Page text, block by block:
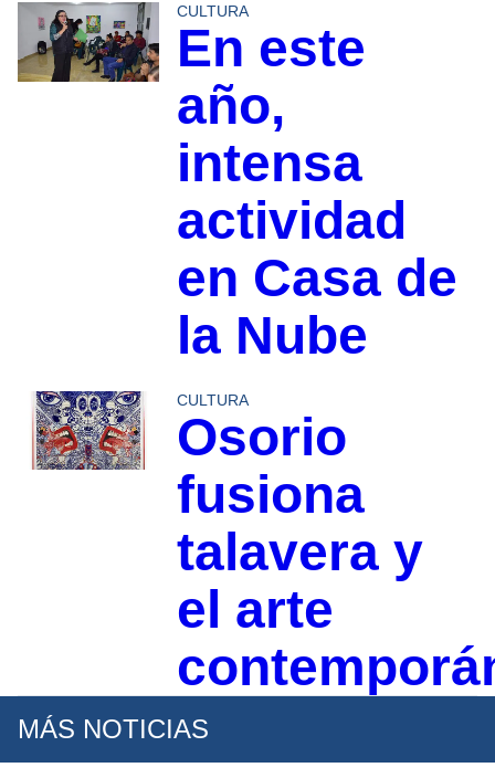
CULTURA
En este
año,
intensa
actividad
en Casa de
la Nube
CULTURA
Osorio
fusiona
talavera y
el arte
MÁS NOTICIAS